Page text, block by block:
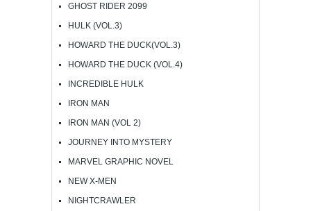
GHOST RIDER 2099
HULK (VOL.3)
HOWARD THE DUCK(VOL.3)
HOWARD THE DUCK (VOL.4)
INCREDIBLE HULK
IRON MAN
IRON MAN (VOL 2)
JOURNEY INTO MYSTERY
MARVEL GRAPHIC NOVEL
NEW X-MEN
NIGHTCRAWLER